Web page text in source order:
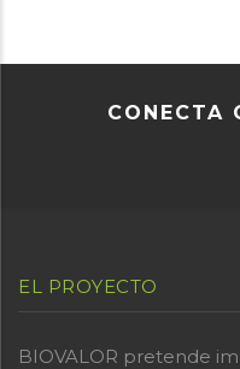
CONECTA
EL PROYECTO
BIOVALOR pretende